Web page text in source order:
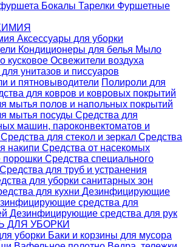
Бокалы Тарелки Фуршетные
Аксессуары для уборки
Кондиционеры для белья Мыло
кусковое Освежители воздуха
унитазов и писсуаров
и пятновыводители Полироли для
для ковров и ковровых покрытий
мытья полов и напольных покрытий
мытья посуды Средства для
машин, пароконвектоматов и
Средства для стекол и зеркал Средства
накипи Средства от насекомых
порошки Cредства специального
Средства для труб и устранения
для уборки санитарных зон
для кухни Дезинфицирующие
средства для
Дезинфицирующие средства для рук
ДЛЯ УБОРКИ
уборки Баки и корзины для мусора